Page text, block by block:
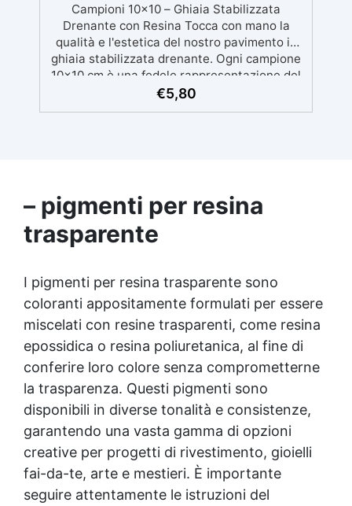
Campioni 10x10 – Ghiaia Stabilizzata
Drenante con Resina Tocca con mano la
qualità e l'estetica del nostro pavimento in
ghiaia stabilizzata drenante. Ogni campione
10x10 cm è una fedele rappresentazione del
materiale finito, composto da ghiaia naturale
con la posa su ampie superfici. Il campione
ha spessore 1 cm ma puo essere posato fino
a 10 cm di spessore
€5,80
– pigmenti per resina
trasparente
I pigmenti per resina trasparente sono
coloranti appositamente formulati per essere
miscelati con resine trasparenti, come resina
epossidica o resina poliuretanica, al fine di
conferire loro colore senza comprometterne
la trasparenza. Questi pigmenti sono
disponibili in diverse tonalità e consistenze,
garantendo una vasta gamma di opzioni
creative per progetti di rivestimento, gioielli
fai-da-te, arte e mestieri. È importante
seguire attentamente le istruzioni del